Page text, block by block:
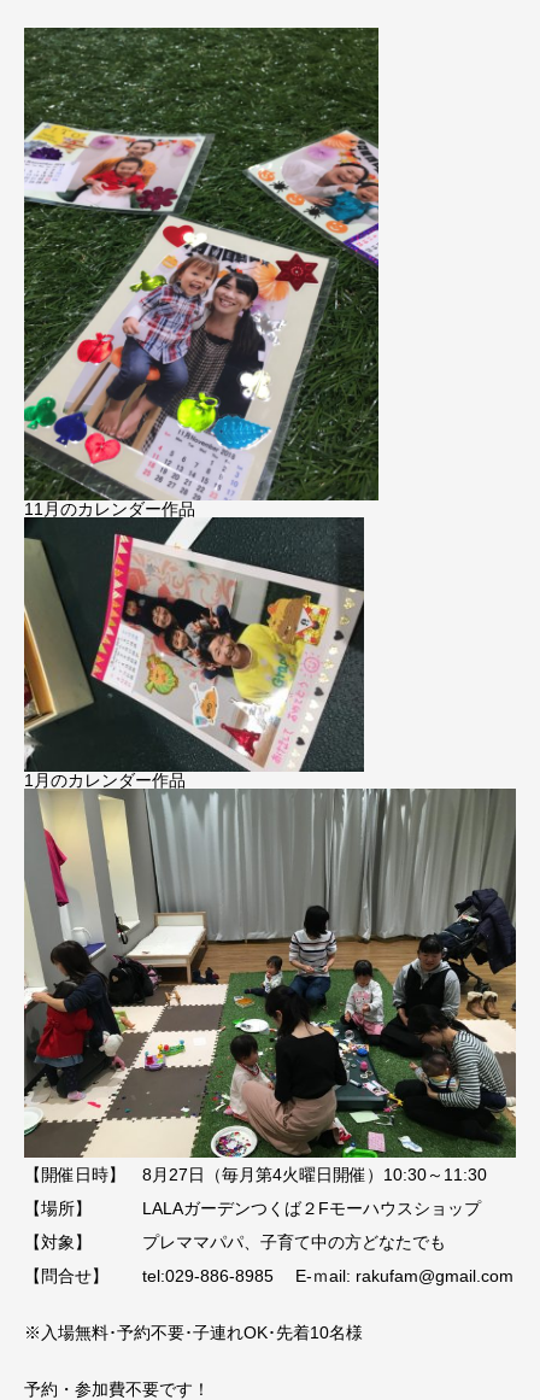
11月のカレンダー作品
1月のカレンダー作品
【開催日時】 8月27日（毎月第4火曜日開催）10:30～11:30
【場所】 LALAガーデンつくば２Fモーハウスショップ
【対象】 プレママパパ、子育て中の方どなたでも
【問合せ】 tel:029-886-8985 E-ｍail: rakufam@gmail.com
※入場無料･予約不要･子連れOK･先着10名様
予約・参加費不要です！